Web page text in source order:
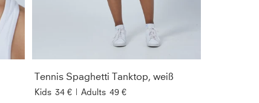
Tennis Spaghetti Tanktop, weiß
Kids 34 € | Adults 49 €